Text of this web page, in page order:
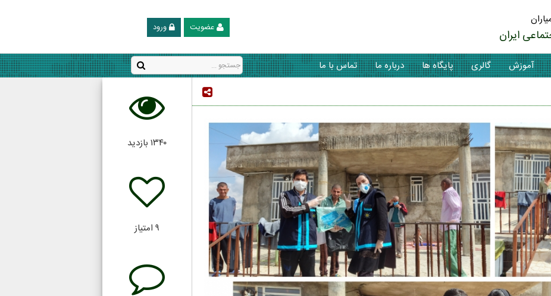
ایران ورود عضویت
آموزش گالری پایگاه ها درباره ما تماس با ما
۱۳۴۰ بازدید
۹ امتیاز